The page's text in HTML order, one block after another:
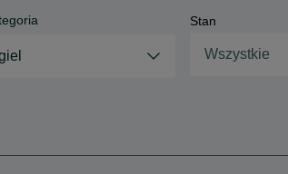
Stan
Wszystkie